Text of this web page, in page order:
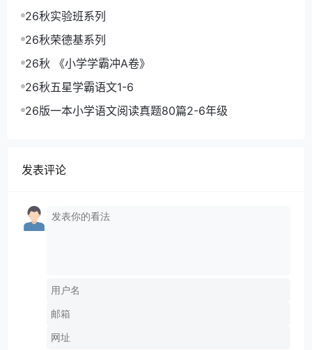
26秋实验班系列
26秋荣德基系列
26秋 《小学学霸冲A卷》
26秋五星学霸语文1-6
26版一本小学语文阅读真题80篇2-6年级
发表评论